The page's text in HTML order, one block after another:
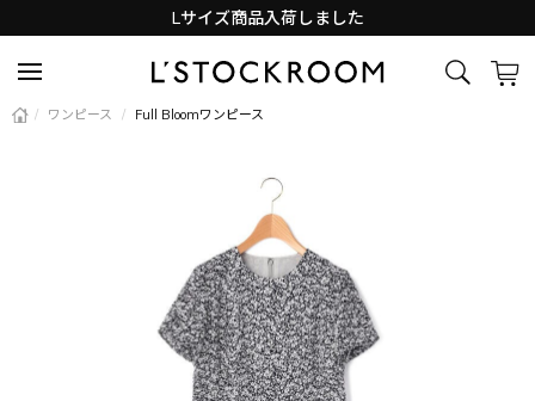
Lサイズ商品入荷しました
/ ワンピース / Full Bloomワンピース